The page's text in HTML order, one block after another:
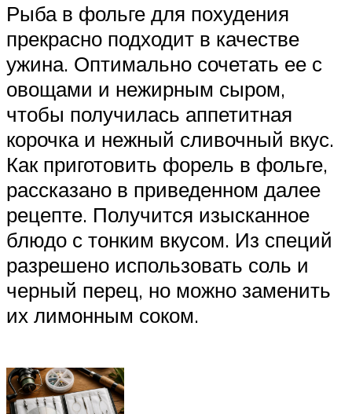
Рыба в фольге для похудения
прекрасно подходит в качестве
ужина. Оптимально сочетать ее с
овощами и нежирным сыром,
чтобы получилась аппетитная
корочка и нежный сливочный вкус.
Как приготовить форель в фольге,
рассказано в приведенном далее
рецепте. Получится изысканное
блюдо с тонким вкусом. Из специй
разрешено использовать соль и
черный перец, но можно заменить
их лимонным соком.